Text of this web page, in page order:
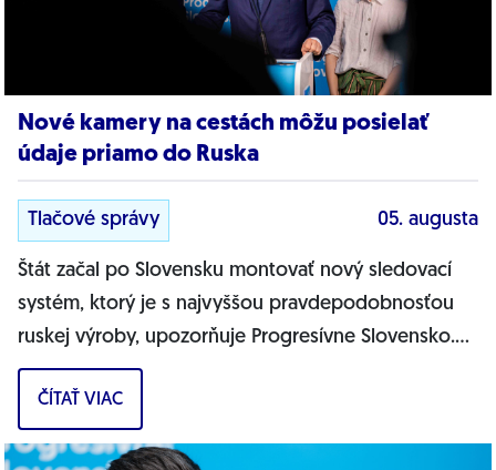
Nové kamery na cestách môžu posielať
údaje priamo do Ruska
Tlačové správy 05. augusta
Štát začal po Slovensku montovať nový sledovací
systém, ktorý je s najvyššou pravdepodobnosťou
ruskej výroby, upozorňuje Progresívne Slovensko.
Na našich cestách sa objavujú nové...
ČÍTAŤ VIAC